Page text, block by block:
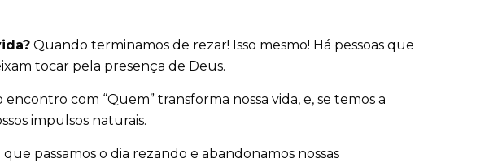
Quando terminamos de rezar! Isso mesmo! Há pessoas que
tocar pela presença de Deus.
com “Quem” transforma nossa vida, e, se temos a
impulsos naturais.
passamos o dia rezando e abandonamos nossas